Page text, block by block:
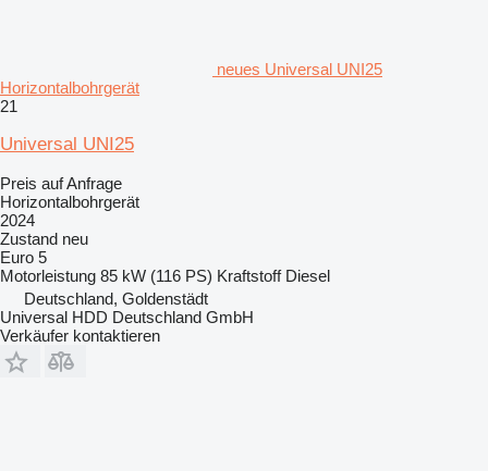
neues Universal UNI25
Horizontalbohrgerät
21
Universal UNI25
Preis auf Anfrage
Horizontalbohrgerät
2024
Zustand neu
Euro 5
Motorleistung 85 kW (116 PS) Kraftstoff Diesel
Deutschland, Goldenstädt
Universal HDD Deutschland GmbH
Verkäufer kontaktieren